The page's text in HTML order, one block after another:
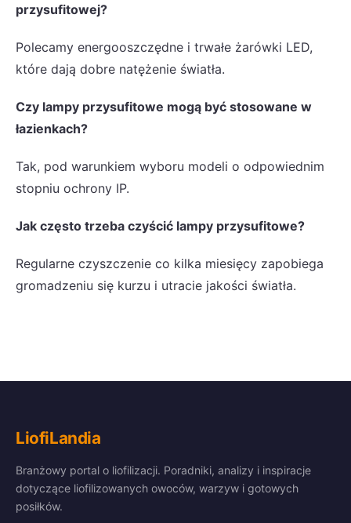
przysufitowej?
Polecamy energooszczędne i trwałe żarówki LED,
które dają dobre natężenie światła.
Czy lampy przysufitowe mogą być stosowane w
łazienkach?
Tak, pod warunkiem wyboru modeli o odpowiednim
stopniu ochrony IP.
Jak często trzeba czyścić lampy przysufitowe?
Regularne czyszczenie co kilka miesięcy zapobiega
gromadzeniu się kurzu i utracie jakości światła.
LiofiLandia
Branżowy portal o liofilizacji. Poradniki, analizy i inspiracje
dotyczące liofilizowanych owoców, warzyw i gotowych
posiłków.